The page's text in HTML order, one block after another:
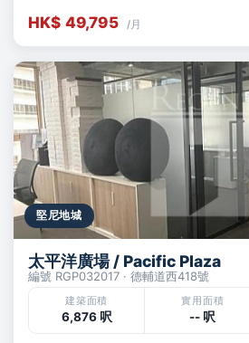
HK$ 49,795 /月
堅尼地城
太平洋廣場 / Pacific Plaza
編號 RGP032017 · 德輔道西418號
建築面積
6,876 呎
實用面積
-- 呎